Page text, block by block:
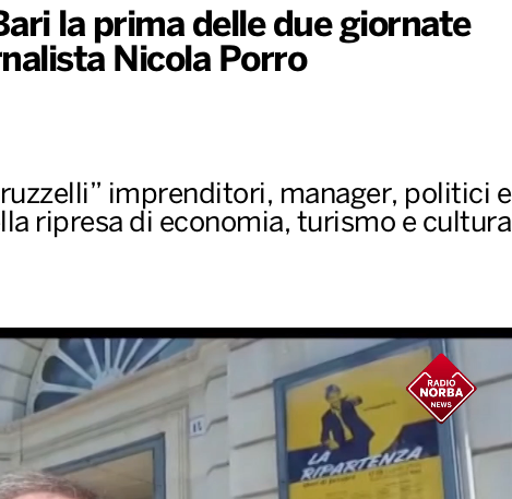
la prima delle due giornate
Nicola Porro
imprenditori, manager, politici e
ripresa di economia, turismo e cultura